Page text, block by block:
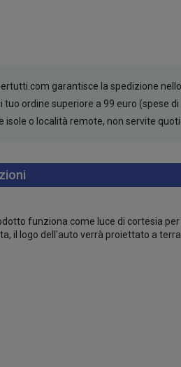
garantisce la spedizione
tuo ordine superiore a 99 euro (spese
isole o località remote, non servite
funziona come luce di cortesia per
il logo dell'auto verrà proiettato a